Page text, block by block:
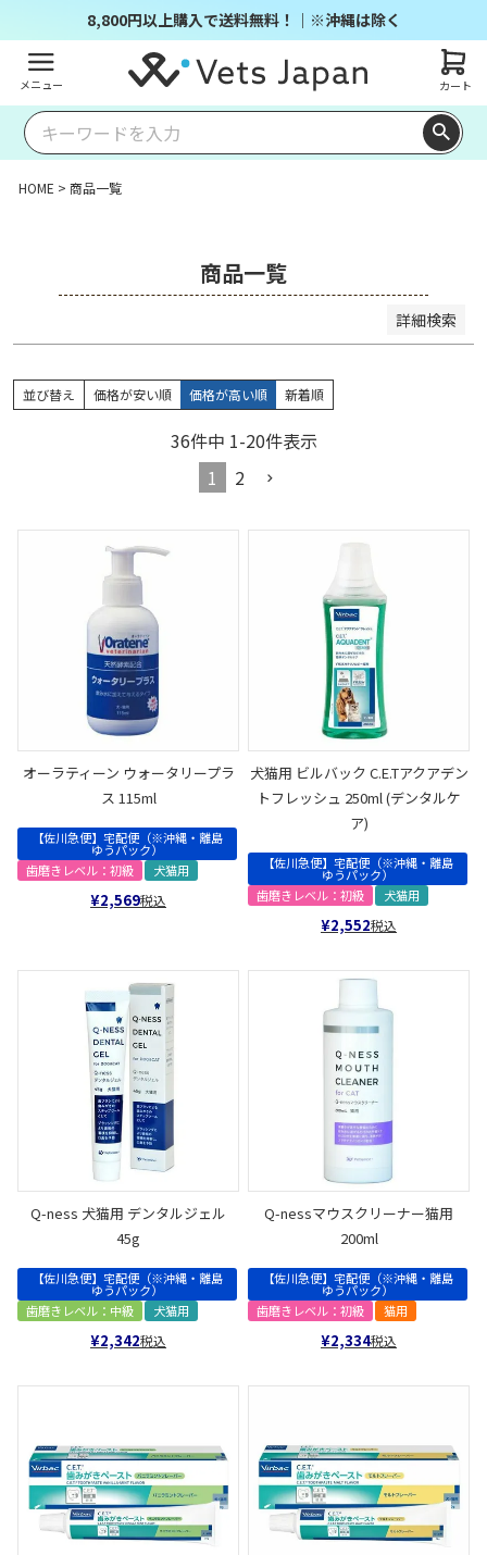
8,800円以上購入で送料無料！｜※沖縄は除く
メニュー カート
HOME 商品一覧
商品一覧
詳細検索
商品番号/JANコード
並び順
新着
順
登録
順
が安
が高
度順
ュー
キー
ワー
ドヒ
並び替え 価格が安い順 価格が高い順 新着順
36件中 1-20件表示
1
2
オーラティーン ウォータリープラ
ス 115ml
【佐川急便】宅配便（※沖縄・離島
ゆうパック）
歯磨きレベル：初級
犬猫用
¥2,569税込
犬猫用 ビルバック C.E.Tアクアデン
トフレッシュ 250ml (デンタルケ
ア)
【佐川急便】宅配便（※沖縄・離島
ゆうパック）
歯磨きレベル：初級
犬猫用
¥2,552税込
Q-ness 犬猫用 デンタルジェル
45g
【佐川急便】宅配便（※沖縄・離島
ゆうパック）
歯磨きレベル：中級
犬猫用
¥2,342税込
Q-nessマウスクリーナー猫用
200ml
【佐川急便】宅配便（※沖縄・離島
ゆうパック）
歯磨きレベル：初級
猫用
¥2,334税込